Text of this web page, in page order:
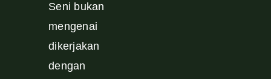
Seni bukan
mengenai
dikerjakan
dengan